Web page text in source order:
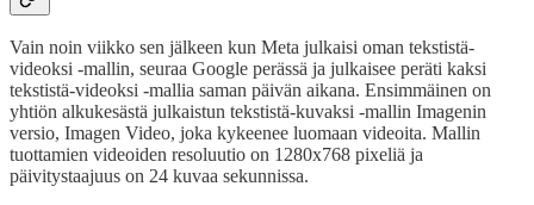
Vain noin viikko sen jälkeen kun Meta julkaisi oman tekstistä-
videoksi -mallin, seuraa Google perässä ja julkaisee peräti kaksi
tekstistä-videoksi -mallia saman päivän aikana. Ensimmäinen on
yhtiön alkukesästä julkaistun tekstistä-kuvaksi -mallin Imagenin
versio, Imagen Video, joka kykeenee luomaan videoita. Mallin
tuottamien videoiden resoluutio on 1280x768 pixeliä ja
päivitystaajuus on 24 kuvaa sekunnissa.